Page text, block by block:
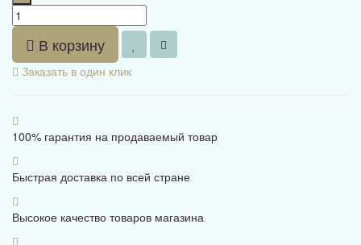
В корзину
Заказать в один клик
100% гарантия на продаваемый товар
Быстрая доставка по всей стране
Высокое качество товаров магазина